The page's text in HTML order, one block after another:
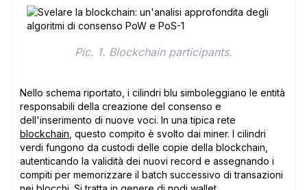
Pic. 1. Blockchain participants.
Nello schema riportato, i cilindri blu simboleggiano le entità
responsabili della creazione del consenso e
dell'inserimento di nuove voci. In una tipica rete
blockchain , questo compito è svolto dai miner. I cilindri
verdi fungono da custodi delle copie della blockchain,
autenticando la validità dei nuovi record e assegnando i
compiti per memorizzare il batch successivo di transazioni